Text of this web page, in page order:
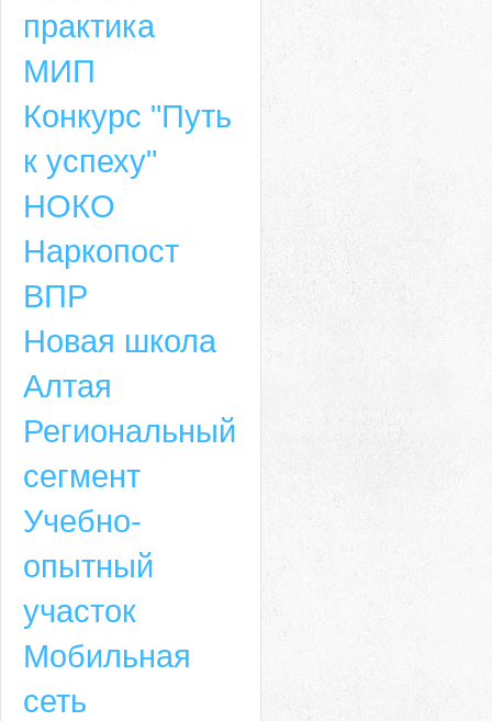
практика
МИП
Конкурс "Путь
к успеху"
НОКО
Наркопост
ВПР
Новая школа
Алтая
Региональный
сегмент
Учебно-
опытный
участок
Мобильная
сеть